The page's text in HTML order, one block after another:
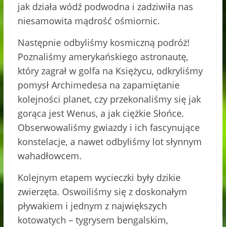
jak działa wódź podwodna i zadziwiła nas
niesamowita mądrość ośmiornic.
Następnie odbyliśmy kosmiczną podróż!
Poznaliśmy amerykańskiego astronautę,
który zagrał w golfa na Księżycu, odkryliśmy
pomysł Archimedesa na zapamiętanie
kolejności planet, czy przekonaliśmy się jak
gorąca jest Wenus, a jak ciężkie Słońce.
Obserwowaliśmy gwiazdy i ich fascynujące
konstelacje, a nawet odbyliśmy lot słynnym
wahadłowcem.
Kolejnym etapem wycieczki były dzikie
zwierzęta. Oswoiliśmy się z doskonałym
pływakiem i jednym z największych
kotowatych – tygrysem bengalskim,